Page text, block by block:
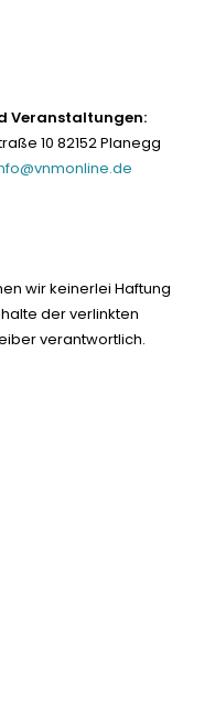
Veranstaltungen:
10 82152 Planegg
wir keinerlei Haftung
der verlinkten
verantwortlich.